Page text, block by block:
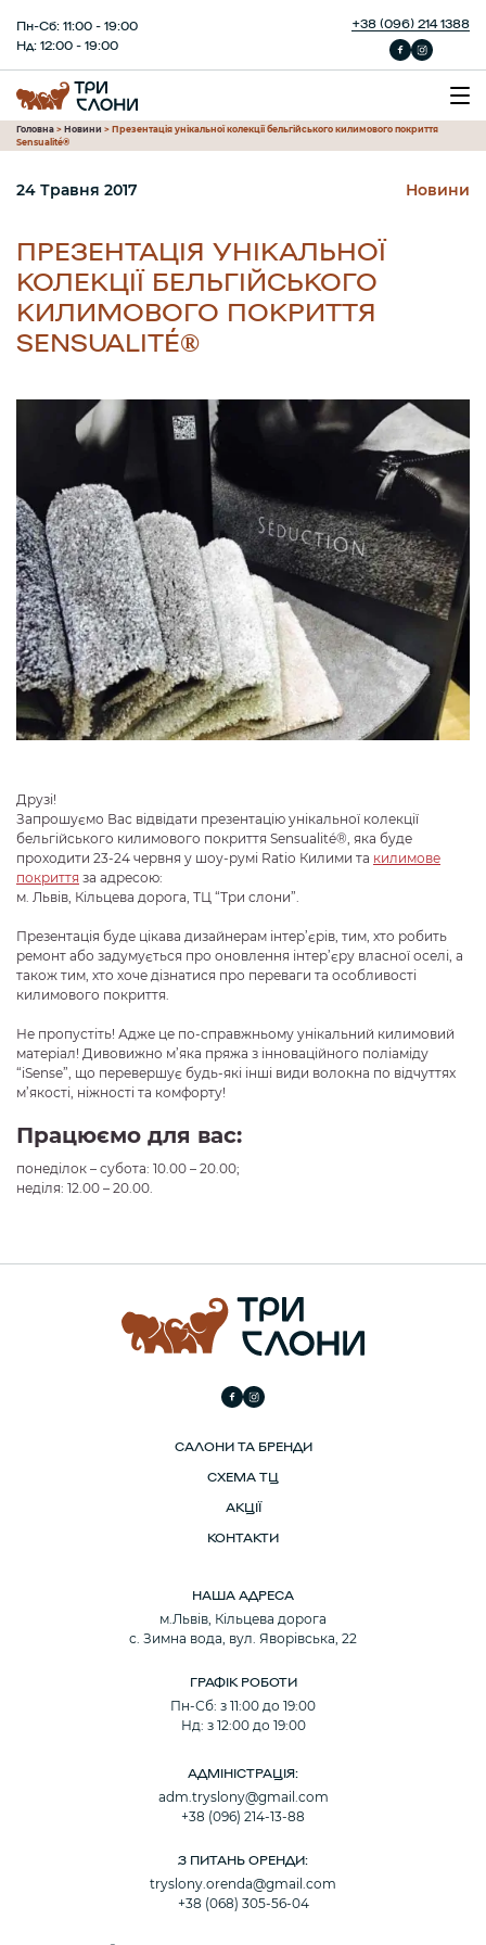
Пн-Сб: 11:00 - 19:00
Нд: 12:00 - 19:00
+38 (096) 214 1388
Головна > Новини > Презентація унікальної колекції бельгійського килимового покриття
Sensualité®
ПРЕЗЕНТАЦІЯ УНІКАЛЬНОЇ
КОЛЕКЦІЇ БЕЛЬГІЙСЬКОГО
КИЛИМОВОГО ПОКРИТТЯ
SENSUALITÉ®
24 Травня 2017 Новини
Друзі!
Запрошуємо Вас відвідати презентацію унікальної колекції
бельгійського килимового покриття Sensualité®, яка буде
проходити 23-24 червня у шоу-румі Ratio Килими та килимове
покриття за адресою:
м. Львів, Кільцева дорога, ТЦ “Три слони”.
Презентація буде цікава дизайнерам інтер’єрів, тим, хто робить
ремонт або задумується про оновлення інтер’єру власної оселі, а
також тим, хто хоче дізнатися про переваги та особливості
килимового покриття.
Не пропустіть! Адже це по-справжньому унікальний килимовий
матеріал! Дивовижно м’яка пряжа з інноваційного поліаміду
“iSense”, що перевершує будь-які інші види волокна по відчуттях
м’якості, ніжності та комфорту!
Працюємо для вас:
понеділок – субота: 10.00 – 20.00;
неділя: 12.00 – 20.00.
САЛОНИ ТА БРЕНДИ
СХЕМА ТЦ
АКЦІЇ
КОНТАКТИ
НАША АДРЕСА
м.Львів, Кільцева дорога
с. Зимна вода, вул. Яворівська, 22
ГРАФІК РОБОТИ
Пн-Сб: з 11:00 до 19:00
Нд: з 12:00 до 19:00
АДМІНІСТРАЦІЯ:
adm.tryslony@gmail.com
+38 (096) 214-13-88
З ПИТАНЬ ОРЕНДИ:
tryslony.orenda@gmail.com
+38 (068) 305-56-04